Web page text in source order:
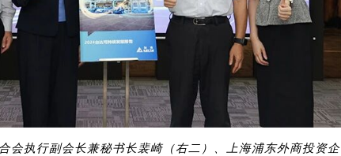
会执行副会长兼秘书长裴崎（右二）、上海浦东外商投资企